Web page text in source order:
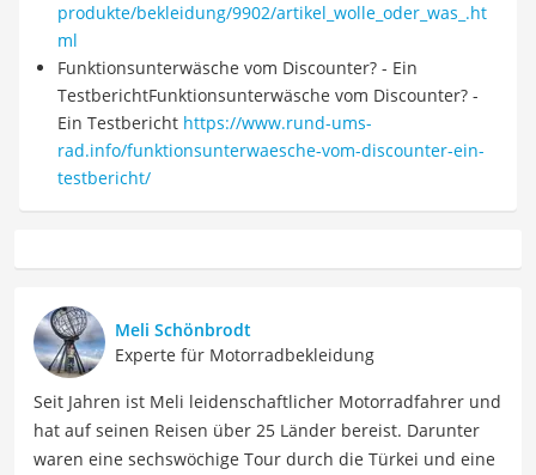
produkte/bekleidung/9902/artikel_wolle_oder_was_.ht
ml
Funktionsunterwäsche vom Discounter? - Ein
TestberichtFunktionsunterwäsche vom Discounter? -
Ein Testbericht https://www.rund-ums-
rad.info/funktionsunterwaesche-vom-discounter-ein-
testbericht/
Meli Schönbrodt
Experte für Motorradbekleidung
Seit Jahren ist Meli leidenschaftlicher Motorradfahrer und
hat auf seinen Reisen über 25 Länder bereist. Darunter
waren eine sechswöchige Tour durch die Türkei und eine